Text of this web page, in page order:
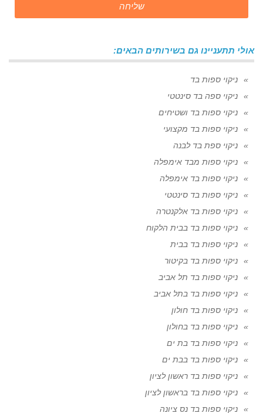
שליחה
אולי תתעניינו גם בשירותים הבאים:
ניקוי ספות בד
ניקוי ספה בד סינטטי
ניקוי ספות בד ושטיחים
ניקוי ספות בד מקצועי
ניקוי ספת בד לבנה
ניקוי ספות מבד אימפלה
ניקוי ספות בד אימפלה
ניקוי ספות בד סינטטי
ניקוי ספות בד אלקנטרה
ניקוי ספות בד בבית הלקוח
ניקוי ספות בד בבית
ניקוי ספות בד בקיטור
ניקוי ספות בד תל אביב
ניקוי ספות בד בתל אביב
ניקוי ספות בד חולון
ניקוי ספות בד בחולון
ניקוי ספות בד בת ים
ניקוי ספות בד בבת ים
ניקוי ספות בד ראשון לציון
ניקוי ספות בד בראשון לציון
ניקוי ספות בד נס ציונה